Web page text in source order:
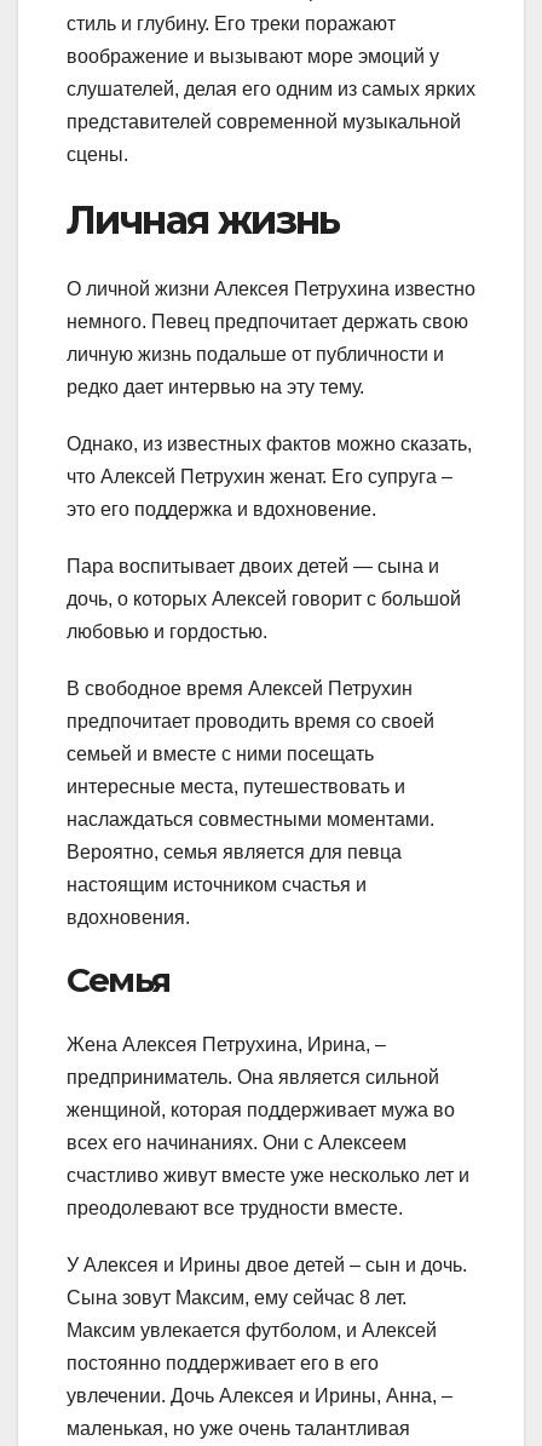
стиль и глубину. Его треки поражают
воображение и вызывают море эмоций у
слушателей, делая его одним из самых ярких
представителей современной музыкальной
сцены.
Личная жизнь
О личной жизни Алексея Петрухина известно
немного. Певец предпочитает держать свою
личную жизнь подальше от публичности и
редко дает интервью на эту тему.
Однако, из известных фактов можно сказать,
что Алексей Петрухин женат. Его супруга –
это его поддержка и вдохновение.
Пара воспитывает двоих детей — сына и
дочь, о которых Алексей говорит с большой
любовью и гордостью.
В свободное время Алексей Петрухин
предпочитает проводить время со своей
семьей и вместе с ними посещать
интересные места, путешествовать и
наслаждаться совместными моментами.
Вероятно, семья является для певца
настоящим источником счастья и
вдохновения.
Семья
Жена Алексея Петрухина, Ирина, –
предприниматель. Она является сильной
женщиной, которая поддерживает мужа во
всех его начинаниях. Они с Алексеем
счастливо живут вместе уже несколько лет и
преодолевают все трудности вместе.
У Алексея и Ирины двое детей – сын и дочь.
Сына зовут Максим, ему сейчас 8 лет.
Максим увлекается футболом, и Алексей
постоянно поддерживает его в его
увлечении. Дочь Алексея и Ирины, Анна, –
маленькая, но уже очень талантливая